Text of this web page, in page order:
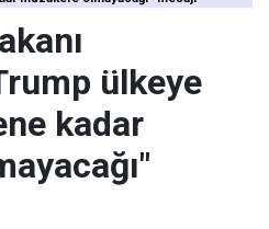
ülkeye
kadar